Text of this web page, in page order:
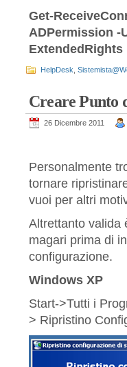
Get-
ADPermission -
ExtendedRights
HelpDesk
Creare Punto
26 Dicembre 2011
Personalmente
tornare
vuoi per altri
Altrettanto valida
magari prima di
configurazione.
Windows XP
Start->Tutti i
> Ripristino